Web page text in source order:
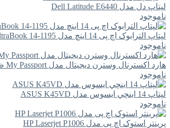
لپتاپ دل مدل Dell Latitude E6440
ناموجود
لپتاپ الترابوک اچ پی 14 اینچ مدل HP Envy UltraBook 14-1195
ناموجود
هارد اکسترنال وسترن دیجیتال مدل My Passport ظرفیت 4 ترابایت
ناموجود
لپتاپ 14 اينچي ايسوس مدل ASUS K45VD
ناموجود
پرینتر استوک اچ پی مدل HP Laserjet P1006